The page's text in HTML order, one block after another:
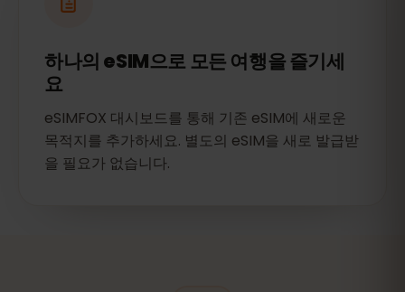
하나의 eSIM으로 모든 여행을 즐기세
요
eSIMFOX 대시보드를 통해 기존 eSIM에 새로운
목적지를 추가하세요. 별도의 eSIM을 새로 발급받
을 필요가 없습니다.